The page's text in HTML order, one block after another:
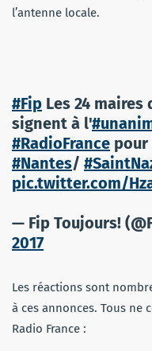
l’antenne locale.
#Fip Les 24 maires
signent à l'
#RadioFrance
#Nantes/
pic.twitter.com/
— Fip Toujours!
2017
Les réactions sont
à ces annonces. Tous ne
Radio France :